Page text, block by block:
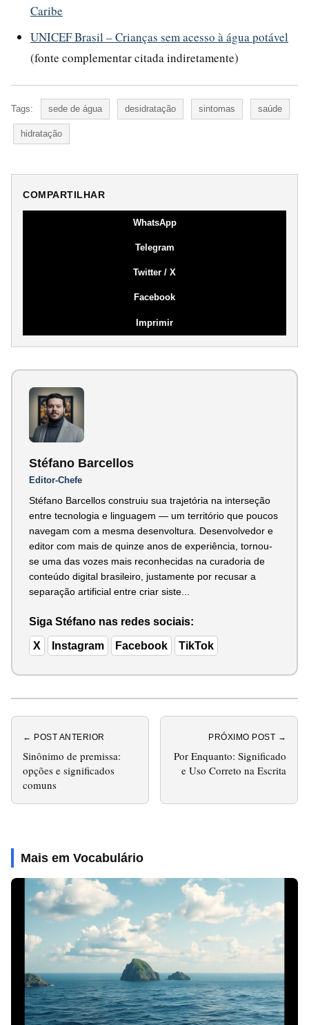
Caribe
UNICEF Brasil – Crianças sem acesso à água potável
(fonte complementar citada indiretamente)
Tags: sede de água desidratação sintomas saúde
hidratação
COMPARTILHAR
WhatsApp
Telegram
Twitter / X
Facebook
Imprimir
Stéfano Barcellos
Editor-Chefe
Stéfano Barcellos construiu sua trajetória na interseção
entre tecnologia e linguagem — um território que poucos
navegam com a mesma desenvoltura. Desenvolvedor e
editor com mais de quinze anos de experiência, tornou-
se uma das vozes mais reconhecidas na curadoria de
conteúdo digital brasileiro, justamente por recusar a
separação artificial entre criar siste...
Siga Stéfano nas redes sociais:
X Instagram Facebook TikTok
← POST ANTERIOR
Sinônimo de premissa:
opções e significados
comuns
PRÓXIMO POST →
Por Enquanto: Significado
e Uso Correto na Escrita
Mais em Vocabulário